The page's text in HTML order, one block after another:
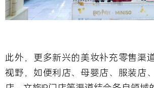
此外，更多新兴的美妆补充零售渠
视野，如便利店、母婴店、服装店